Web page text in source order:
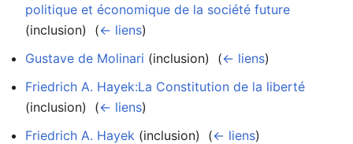
politique et économique de la société future
(inclusion) ‎ (← liens)
Gustave de Molinari (inclusion) ‎ (← liens)
Friedrich A. Hayek:La Constitution de la liberté
(inclusion) ‎ (← liens)
Friedrich A. Hayek (inclusion) ‎ (← liens)